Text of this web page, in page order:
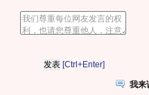
[Ctrl+Enter]
我来